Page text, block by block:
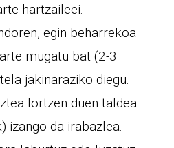
hartzaileei.
egin beharrekoa
mugatu bat (2-3
jakinaraziko diegu.
lortzen duen taldea
izango da irabazlea.